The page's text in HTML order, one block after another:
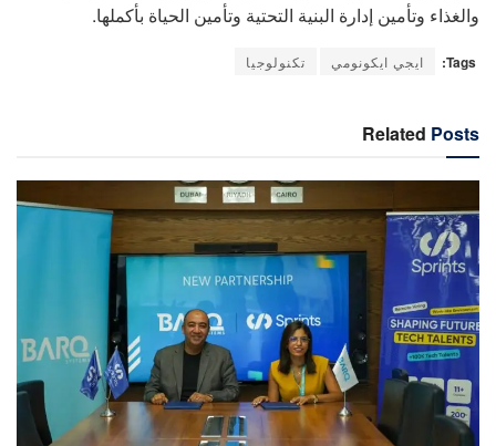
والغذاء وتأمين إدارة البنية التحتية وتأمين الحياة بأكملها.
Tags: ايجي ايكونومي تكنولوجيا
Related Posts